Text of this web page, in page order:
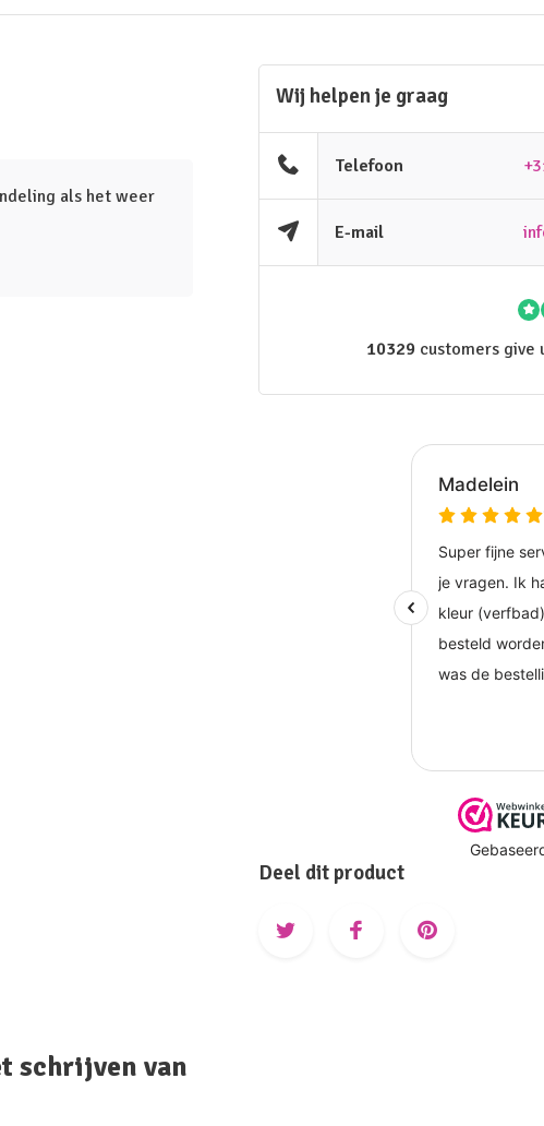
als het weer
Wij helpen je graag
Telefoon
E-mail
10329customers give
Deel dit product
schrijven van